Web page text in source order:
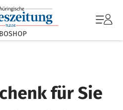
für Sie